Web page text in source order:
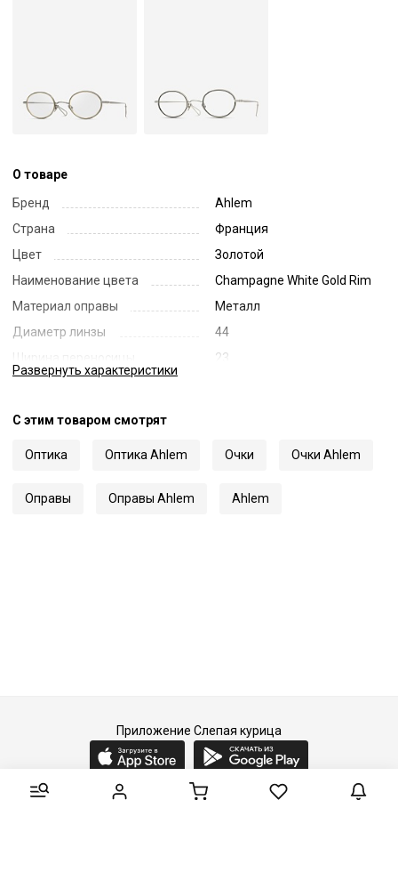
О товаре
Бренд
Ahlem
Страна
Франция
Цвет
Золотой
Наименование цвета
Champagne White Gold Rim
Материал оправы
Металл
Диаметр линзы
44
23
Развернуть характеристики
С этим товаром смотрят
Оптика Оптика Ahlem Очки Очки Ahlem
Оправы Оправы Ahlem Ahlem
Приложение Слепая курица
2015-2026 © Слепая курица - fashion concept store.